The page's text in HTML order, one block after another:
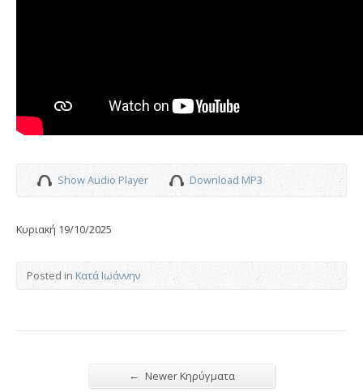
Show Audio Player Download MP3
Κυριακή 19/10/2025
Posted in Κατά Ιωάννην
← Newer Κηρύγματα